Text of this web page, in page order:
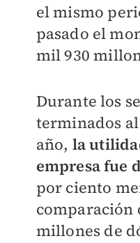
el mismo
pasado el
mil 930
Durante los
terminados
año, la
empresa fue
por ciento
comparación
millones de